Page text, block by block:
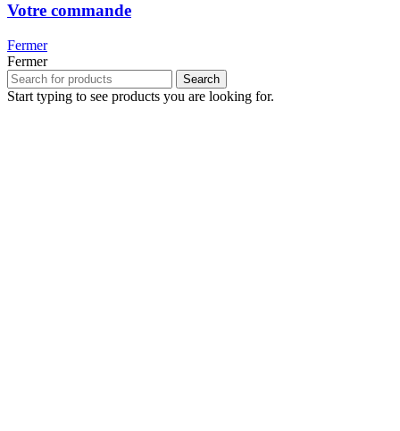
Votre commande
Fermer
Fermer
Search
Start typing to see products you are looking for.